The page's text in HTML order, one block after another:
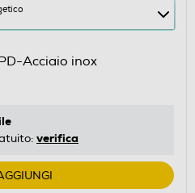
Acciaio inox
verifica